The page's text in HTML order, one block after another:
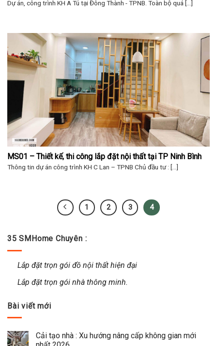
Dự án, công trình KH A Tú tại Đông Thành - TPNB. Toàn bộ quá [...]
MS01 – Thiết kế, thi công lắp đặt nội thất tại TP Ninh Bình
Thông tin dự án công trình KH C Lan – TPNB Chủ đầu tư : [...]
1 2 3 4
35 SMHome Chuyên :
Lắp đặt trọn gói đồ nội thất hiện đại
Lắp đặt trọn gói nhà thông minh.
Bài viết mới
Cải tạo nhà : Xu hướng nâng cấp không gian mới